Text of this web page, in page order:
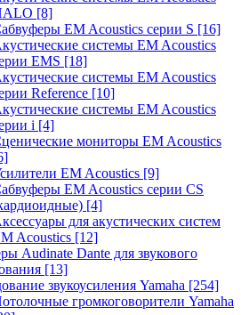
[8]
EM Acoustics серии S [16]
системы EM Acoustics
EMS [18]
системы EM Acoustics
Reference [10]
системы EM Acoustics
i [4]
мониторы EM Acoustics
EM Acoustics [9]
EM Acoustics серии CS
[4]
для акустических систем
Acoustics [12]
Audinate Dante для звукового
[13]
звукоусиления Yamaha [254]
громкоговорители Yamaha